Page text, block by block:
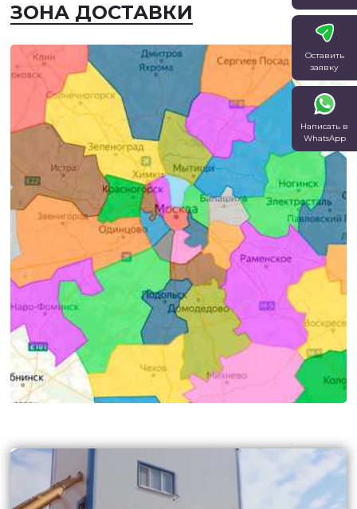
ЗОНА ДОСТАВКИ
Оставить
заявку
Написать в
WhatsApp